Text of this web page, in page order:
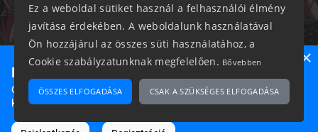
Online felhasználók
153 vendég, 0 tag
Kövess Minket!
2026 © Magyar GTA Közösség
hozzájárulásával és a forrás megjelölésével használhatóak fel.
Ne maradj le semmiről!
Csatlakozz most hozzánk, hogy megtudd, milyen egy igazi
közösséghez tartozni!
×
Ez a weboldal sütiket használ a felhasználói élmény
javítása érdekében. A weboldalunk használatával
Ön hozzájárul az összes süti használatához, a
Cookie szabályzatunknak megfelelően. Bővebben
ÖSSZES ELFOGADÁSA CSAK A SZÜKSÉGES ELFOGADÁSA